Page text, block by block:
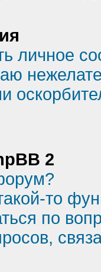
личное
2
то
по